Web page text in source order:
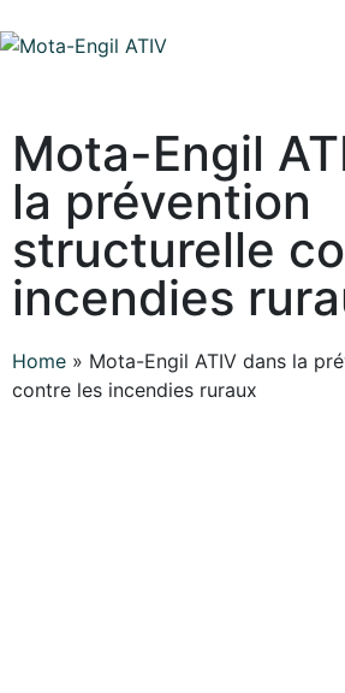
Mota-Engil
la prévention
structurelle
incendies
Home » Mota-Engil ATIV dans la
contre les incendies ruraux